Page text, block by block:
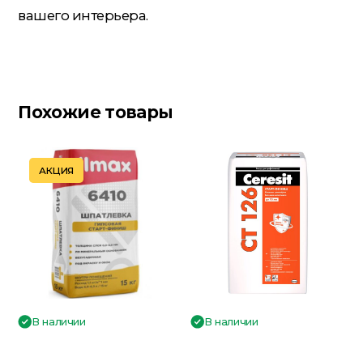
вашего интерьера.
Похожие товары
В наличии
АКЦИЯ
В наличии